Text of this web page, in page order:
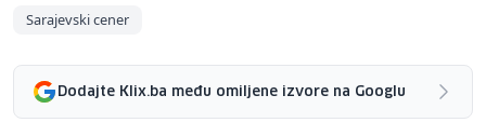
Sarajevski cener
Dodajte Klix.ba među omiljene izvore na Googlu